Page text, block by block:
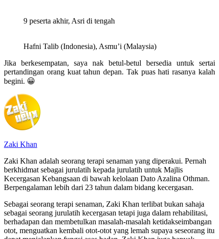
9 peserta akhir, Asri di tengah
Hafni Talib (Indonesia), Asmu’i (Malaysia)
Jika berkesempatan, saya nak betul-betul bersedia untuk sertai
pertandingan orang kuat tahun depan. Tak puas hati rasanya kalah
begini. 😀
Zaki Khan
Zaki Khan adalah seorang terapi senaman yang diperakui. Pernah
berkhidmat sebagai jurulatih kepada jurulatih untuk Majlis
Kecergasan Kebangsaan di bawah kelolaan Dato Azalina Othman.
Berpengalaman lebih dari 23 tahun dalam bidang kecergasan.
Sebagai seorang terapi senaman, Zaki Khan terlibat bukan sahaja
sebagai seorang jurulatih kecergasan tetapi juga dalam rehabilitasi,
berhadapan dan membetulkan masalah-masalah ketidakseimbangan
otot, menguatkan kembali otot-otot yang lemah supaya seseorang itu